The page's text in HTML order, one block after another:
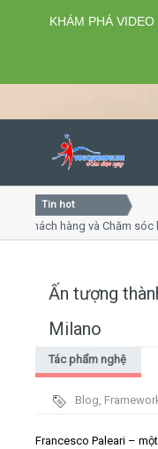
Close
Home
Video
Tin hot
hàng và Chăm sóc khách
Ấn tượng
Milano
Tác phẩm nghệ
Blog,
Francesco Paleari –
KHÁM PHÁ